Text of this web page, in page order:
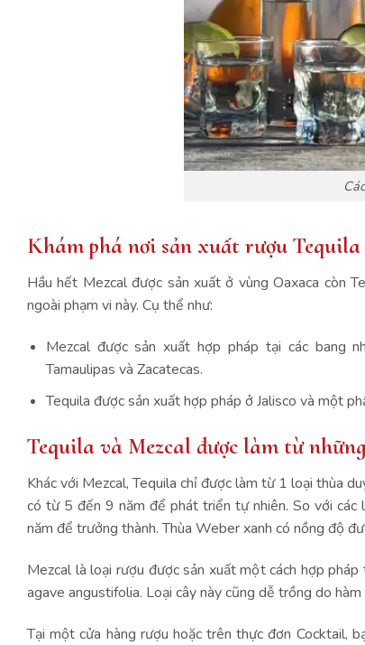
Khám phá nơi sản xuất rượu
Hầu hết Mezcal được sản xuất ở vùng Oaxaca còn
ngoài phạm vi này. Cụ thể như:
Mezcal được sản xuất hợp pháp tại các bang
Tamaulipas và Zacatecas.
Tequila được sản xuất hợp pháp ở Jalisco và một
Tequila và Mezcal được làm từ
Khác với Mezcal, Tequila chỉ được làm từ 1 loại thùa
có từ 5 đến 9 năm để phát triển tự nhiên. So với các
năm để trưởng thành. Thùa Weber xanh có nồng độ
Mezcal là loại rượu được sản xuất một cách hợp
agave angustifolia. Loại cây này cũng dễ trồng do
Tại một cửa hàng rượu hoặc trên thực đơn Cocktail,